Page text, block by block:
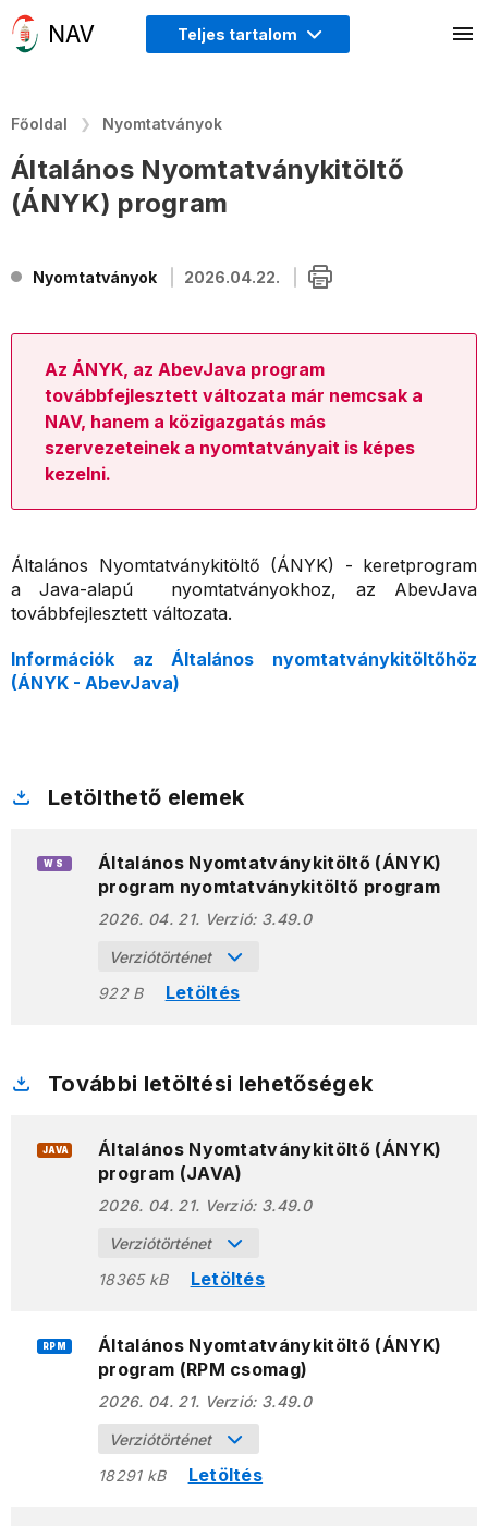
Teljes tartalom
Főoldal Nyomtatványok
Általános Nyomtatványkitöltő
(ÁNYK) program
Nyomtatványok 2026.04.22.
Az ÁNYK, az AbevJava program
továbbfejlesztett változata már nemcsak a
NAV, hanem a közigazgatás más
szervezeteinek a nyomtatványait is képes
kezelni.
Általános Nyomtatványkitöltő (ÁNYK) - keretprogram
a Java-alapú nyomtatványokhoz, az AbevJava
továbbfejlesztett változata.
Információk az Általános nyomtatványkitöltőhöz
(ÁNYK - AbevJava)
Letölthető elemek
WS
Általános Nyomtatványkitöltő (ÁNYK)
program nyomtatványkitöltő program
2026. 04. 21. Verzió: 3.49.0
Verziótörténet
922 B
Letöltés
További letöltési lehetőségek
JAVA
Általános Nyomtatványkitöltő (ÁNYK)
program (JAVA)
2026. 04. 21. Verzió: 3.49.0
Verziótörténet
18365 kB
Letöltés
RPM
Általános Nyomtatványkitöltő (ÁNYK)
program (RPM csomag)
2026. 04. 21. Verzió: 3.49.0
Verziótörténet
18291 kB
Letöltés